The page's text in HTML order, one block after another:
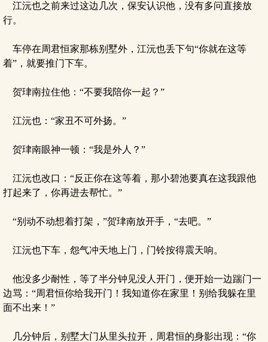
江沅也之前来过这边几次，保安认识他，没有多问直接放
行。
车停在周君恒家那栋别墅外，江沅也丢下句“你就在这等
着”，就要推门下车。
贺珒南拉住他：“不要我陪你一起？”
江沅也：“家丑不可外扬。”
贺珒南眼神一顿：“我是外人？”
江沅也改口：“反正你在这等着，那小碧池要真在这我跟他
打起来了，你再进去帮忙。”
“别动不动想着打架，”贺珒南放开手，“去吧。”
江沅也下车，怨气冲天地上门，门铃按得震天响。
他没多少耐性，等了半分钟见没人开门，便开始一边踹门一
边骂：“周君恒你给我开门！我知道你在家里！别给我躲在里
面不出来！”
几分钟后，别墅大门从里头拉开，周君恒的身影出现：“你